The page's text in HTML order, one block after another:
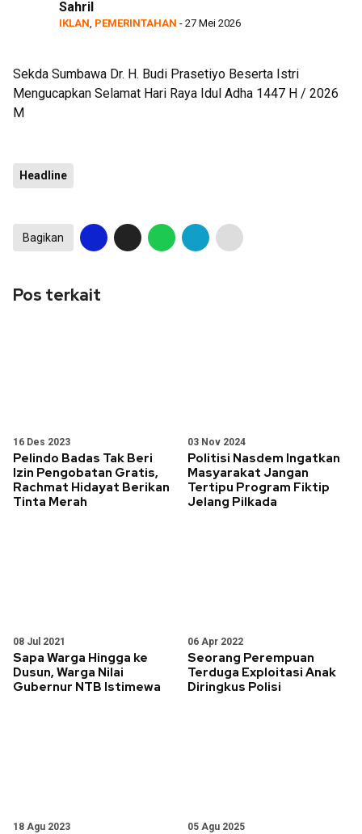
Sahril
IKLAN PEMERINTAHAN - 27 Mei 2026
Sekda Sumbawa Dr. H. Budi Prasetiyo Beserta Istri
Mengucapkan Selamat Hari Raya Idul Adha 1447 H / 2026
M
Headline
Bagikan
Pos terkait
16 Des 2023
Pelindo Badas Tak Beri
Izin Pengobatan Gratis,
Rachmat Hidayat Berikan
Tinta Merah
03 Nov 2024
Politisi Nasdem Ingatkan
Masyarakat Jangan
Tertipu Program Fiktip
Jelang Pilkada
08 Jul 2021
Sapa Warga Hingga ke
Dusun, Warga Nilai
Gubernur NTB Istimewa
06 Apr 2022
Seorang Perempuan
Terduga Exploitasi Anak
Diringkus Polisi
18 Agu 2023 05 Agu 2025